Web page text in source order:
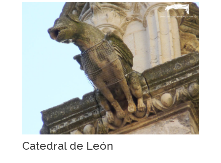
Catedral de León